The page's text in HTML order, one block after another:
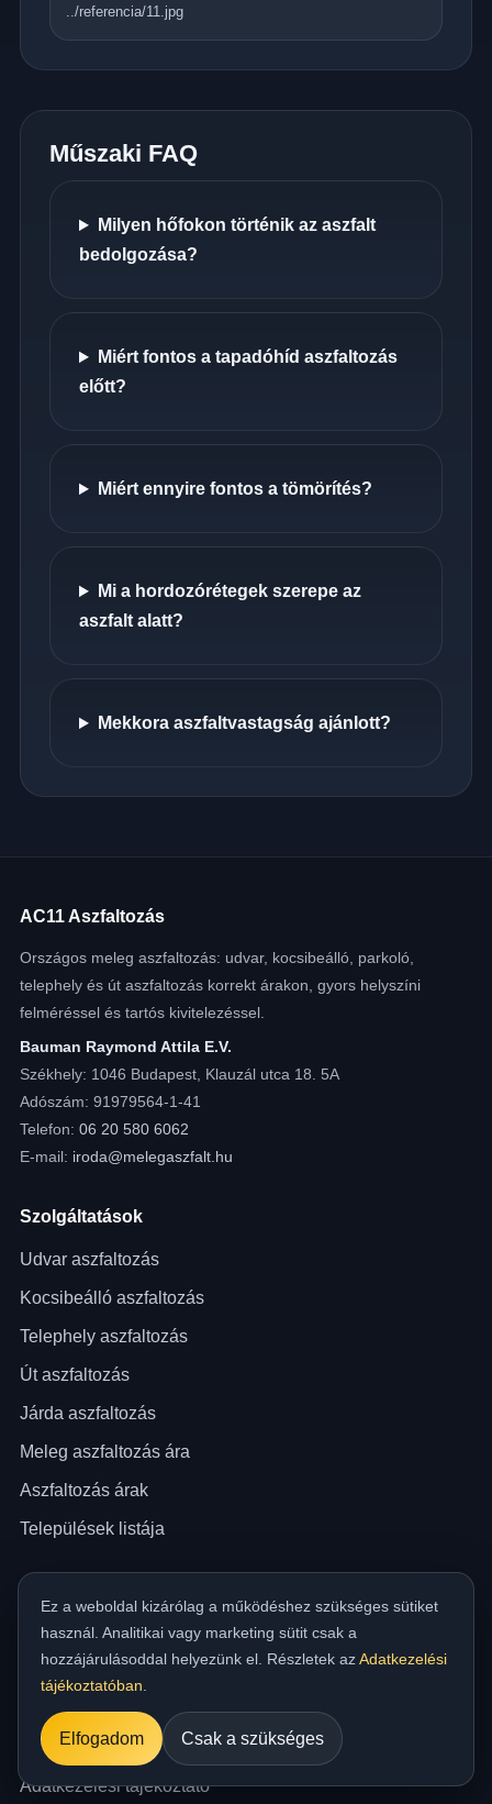
../referencia/11.jpg
Műszaki FAQ
Milyen hőfokon történik az aszfalt
bedolgozása?
Miért fontos a tapadóhíd aszfaltozás
előtt?
Miért ennyire fontos a tömörítés?
Mi a hordozórétegek szerepe az
aszfalt alatt?
Mekkora aszfaltvastagság ajánlott?
AC11 Aszfaltozás
Országos meleg aszfaltozás: udvar, kocsibeálló, parkoló,
telephely és út aszfaltozás korrekt árakon, gyors helyszíni
felméréssel és tartós kivitelezéssel.
Bauman Raymond Attila E.V.
Székhely: 1046 Budapest, Klauzál utca 18. 5A
Adószám: 91979564-1-41
Telefon: 06 20 580 6062
E-mail: iroda@melegaszfalt.hu
Szolgáltatások
Udvar aszfaltozás
Kocsibeálló aszfaltozás
Telephely aszfaltozás
Út aszfaltozás
Járda aszfaltozás
Meleg aszfaltozás ára
Aszfaltozás árak
Települések listája
Cég és információ
Rólunk
Blog
Kapcsolat & ajánlatkérés
Impresszum
Adatkezelési tájékoztató
Ez a weboldal kizárólag a működéshez szükséges sütiket
használ. Analitikai vagy marketing sütit csak a
hozzájárulásoddal helyezünk el. Részletek azAdatkezelési
tájékoztatóban
Elfogadom Csak a szükséges